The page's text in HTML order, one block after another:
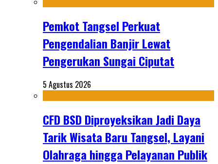
Pemkot Tangsel Perkuat
Pengendalian Banjir Lewat
Pengerukan Sungai Ciputat
5 Agustus 2026
CFD BSD Diproyeksikan Jadi Daya
Tarik Wisata Baru Tangsel, Layani
Olahraga hingga Pelayanan Publik